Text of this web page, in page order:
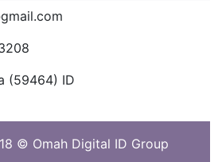
(59464) ID
© Omah Digital ID Group